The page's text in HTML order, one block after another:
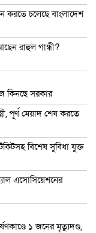
চলেছে বাংলাদেশ
রাহুল গান্ধী?
কিনছে সরকার
পূর্ণ মেয়াদ শেষ করতে
বিশেষ সুবিধা যুক্ত
এসোসিয়েশনের
১ জনের মৃত্যুদণ্ড,